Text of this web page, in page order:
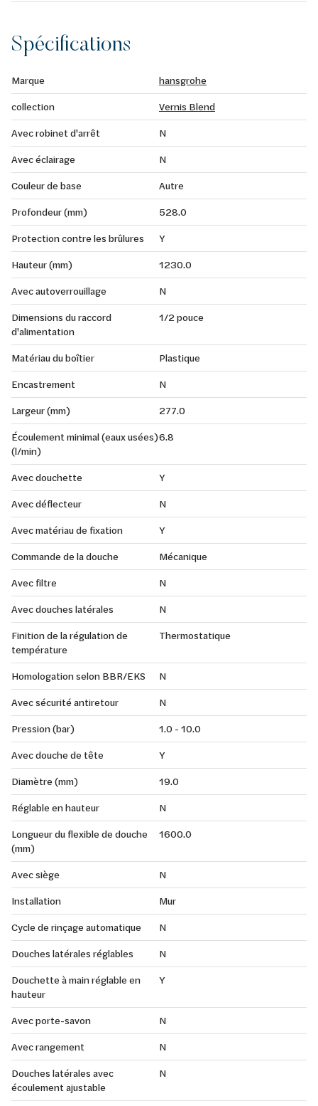
Spécifications
Marque
hansgrohe
collection
Vernis Blend
Avec robinet d'arrêt
N
Avec éclairage
N
Couleur de base
Autre
Profondeur (mm)
528.0
Protection contre les brûlures
Y
Hauteur (mm)
1230.0
Avec autoverrouillage
N
Dimensions du raccord
d'alimentation
1/2 pouce
Matériau du boîtier
Plastique
Encastrement
N
Largeur (mm)
277.0
Écoulement minimal (eaux usées)
(l/min)
6.8
Avec douchette
Y
Avec déflecteur
N
Avec matériau de fixation
Y
Commande de la douche
Mécanique
Avec filtre
N
Avec douches latérales
N
Finition de la régulation de
température
Thermostatique
Homologation selon BBR/EKS
N
Avec sécurité antiretour
N
Pression (bar)
1.0 - 10.0
Avec douche de tête
Y
Diamètre (mm)
19.0
Réglable en hauteur
N
Longueur du flexible de douche
(mm)
1600.0
Avec siège
N
Installation
Mur
Cycle de rinçage automatique
N
Douches latérales réglables
N
Douchette à main réglable en
hauteur
Y
Avec porte-savon
N
Avec rangement
N
Douches latérales avec
écoulement ajustable
N